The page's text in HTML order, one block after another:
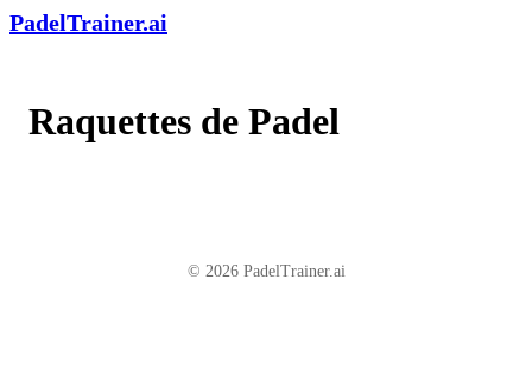
PadelTrainer.ai
Raquettes de Padel
© 2026 PadelTrainer.ai